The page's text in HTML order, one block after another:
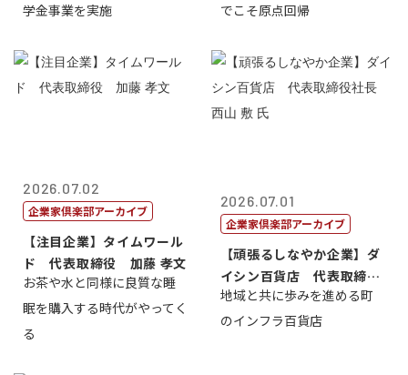
学金事業を実施
でこそ原点回帰
2026.07.02
企業家倶楽部アーカイブ
【注目企業】タイムワール
ド 代表取締役 加藤 孝文
お茶や水と同様に良質な睡
眠を購入する時代がやってく
る
2026.07.01
企業家倶楽部アーカイブ
【頑張るしなやか企業】ダ
イシン百貨店 代表取締役
社長 西山 ...
地域と共に歩みを進める町
のインフラ百貨店